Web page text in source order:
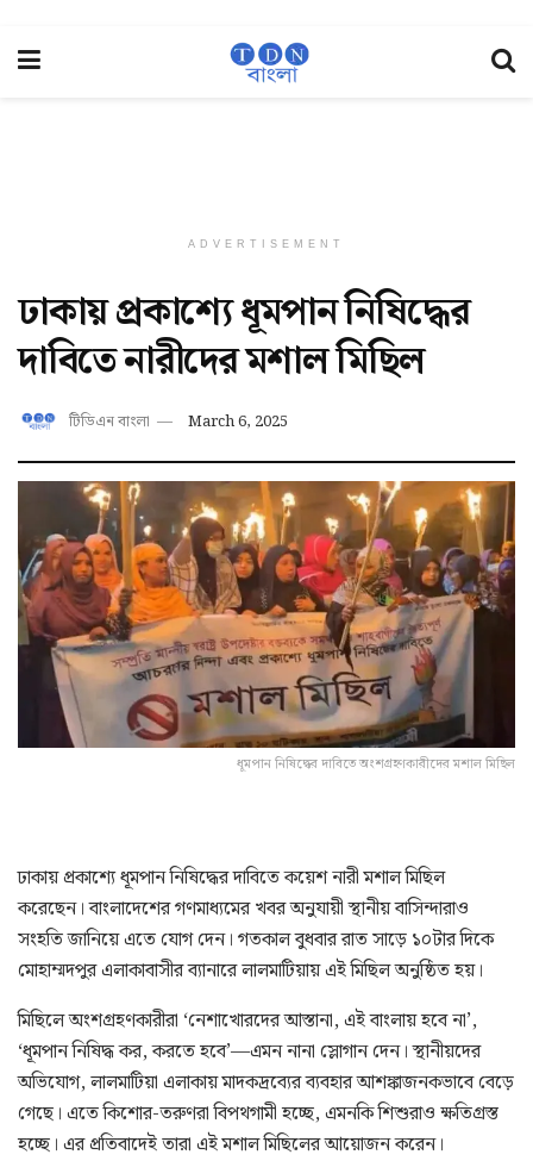
ADVERTISEMENT
ঢাকায় প্রকাশ্যে ধূমপান নিষিদ্ধের
দাবিতে নারীদের মশাল মিছিল
টিডিএন বাংলা March 6, 2025
ধূমপান নিষিদ্ধের দাবিতে অংশগ্রহণকারীদের মশাল মিছিল
ঢাকায় প্রকাশ্যে ধূমপান নিষিদ্ধের দাবিতে কয়েশ নারী মশাল মিছিল
করেছেন। বাংলাদেশের গণমাধ্যমের খবর অনুযায়ী স্থানীয় বাসিন্দারাও
সংহতি জানিয়ে এতে যোগ দেন। গতকাল বুধবার রাত সাড়ে ১০টার দিকে
মোহাম্মদপুর এলাকাবাসীর ব্যানারে লালমাটিয়ায় এই মিছিল অনুষ্ঠিত হয়।
মিছিলে অংশগ্রহণকারীরা ‘নেশাখোরদের আস্তানা, এই বাংলায় হবে না’,
‘ধূমপান নিষিদ্ধ কর, করতে হবে’—এমন নানা স্লোগান দেন। স্থানীয়দের
অভিযোগ, লালমাটিয়া এলাকায় মাদকদ্রব্যের ব্যবহার আশঙ্কাজনকভাবে বেড়ে
গেছে। এতে কিশোর-তরুণরা বিপথগামী হচ্ছে, এমনকি শিশুরাও ক্ষতিগ্রস্ত
হচ্ছে। এর প্রতিবাদেই তারা এই মশাল মিছিলের আয়োজন করেন।